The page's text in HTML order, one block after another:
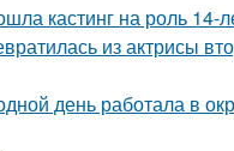
кастинг на роль 14-
из актрисы
день работала в